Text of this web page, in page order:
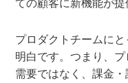
ての顧客に新機能が提
プロダクトチームに
明白です。つまり、
需要ではなく、課金